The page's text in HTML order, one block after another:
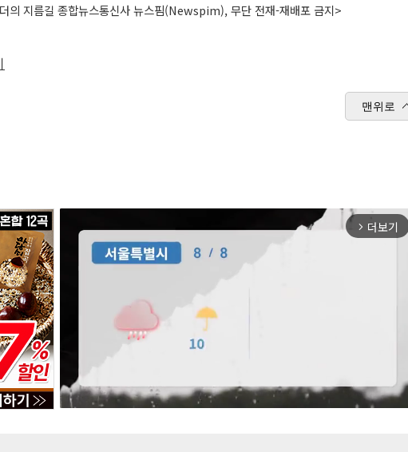
의 지름길 종합뉴스통신사 뉴스핌(Newspim), 무단 전재-재배포 금지>
맨위로
arrow_forward_ios 더보기